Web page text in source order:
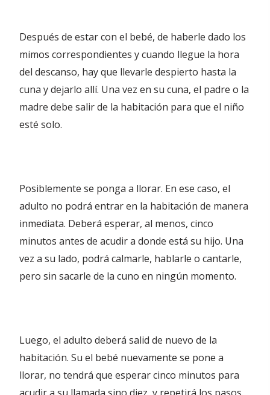
Después de estar con el bebé, de haberle dado los
mimos correspondientes y cuando llegue la hora
del descanso, hay que llevarle despierto hasta la
cuna y dejarlo allí. Una vez en su cuna, el padre o la
madre debe salir de la habitación para que el niño
esté solo.
Posiblemente se ponga a llorar. En ese caso, el
adulto no podrá entrar en la habitación de manera
inmediata. Deberá esperar, al menos, cinco
minutos antes de acudir a donde está su hijo. Una
vez a su lado, podrá calmarle, hablarle o cantarle,
pero sin sacarle de la cuno en ningún momento.
Luego, el adulto deberá salid de nuevo de la
habitación. Su el bebé nuevamente se pone a
llorar, no tendrá que esperar cinco minutos para